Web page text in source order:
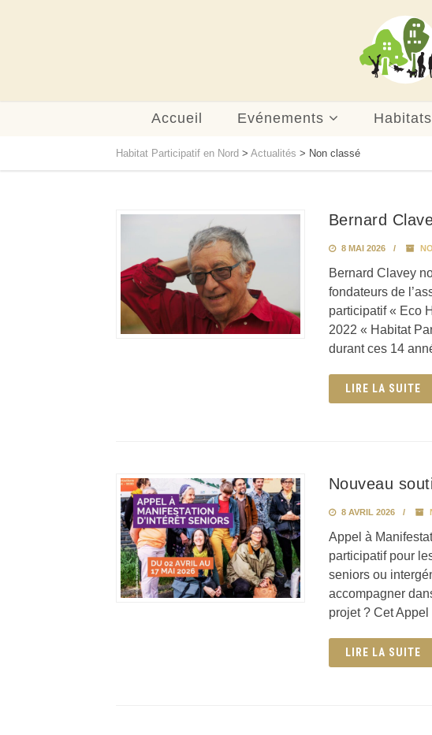
Accueil Evénements
Habitat Participatif en Nord > Actualités > Non classé
Bernard
8 MAI 2026
Bernard Clavey
fondateurs de
participatif « Eco
2022 « Habitat
durant ces 14
LIRE LA SUITE
Nouveau
8 AVRIL 2026
Appel à
participatif pour
seniors ou
accompagner
projet ? Cet Appel
LIRE LA SUITE